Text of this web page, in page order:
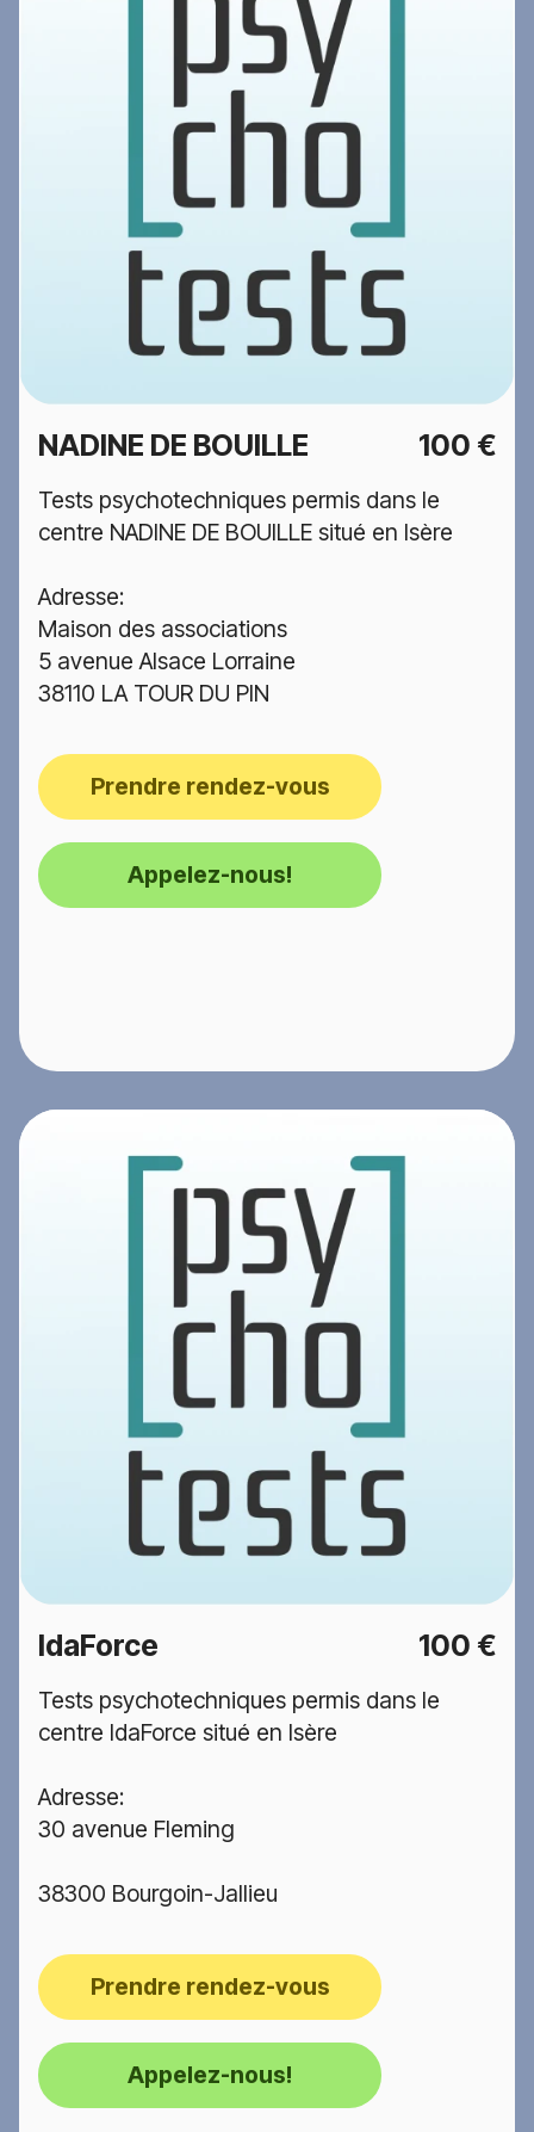
NADINE DE BOUILLE 100 €
Tests psychotechniques permis dans le
centre NADINE DE BOUILLE situé en Isère
Adresse:
Maison des associations
5 avenue Alsace Lorraine
38110 LA TOUR DU PIN
Prendre rendez-vous
Appelez-nous!
IdaForce 100 €
Tests psychotechniques permis dans le
centre IdaForce situé en Isère
Adresse:
30 avenue Fleming
38300 Bourgoin-Jallieu
Prendre rendez-vous
Appelez-nous!